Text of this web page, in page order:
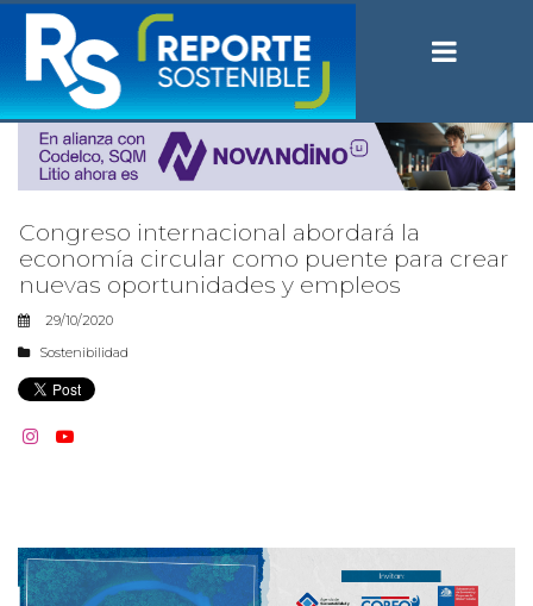
Congreso internacional abordará la
economía circular como puente para crear
nuevas oportunidades y empleos
29/10/2020
Sostenibilidad
 